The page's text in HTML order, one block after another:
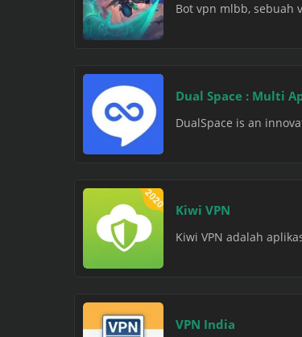
Bot vpn mlbb, sebuah
Dual Space : Multi
DualSpace is an
Kiwi VPN
Kiwi VPN adalah
VPN India